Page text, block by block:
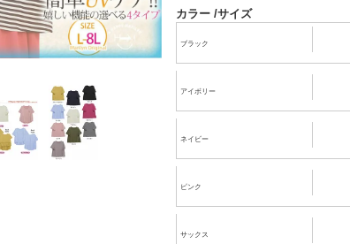
カラー サイズ
ブラック
アイボリー
ネイビー
ピンク
サックス